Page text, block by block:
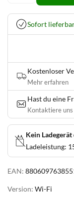
EAN:
Version: Wi-Fi
Sofort
Kostenloser
Mehr erfahren
Hast du eine
Kontaktiere
Kein
Ladeleistung: